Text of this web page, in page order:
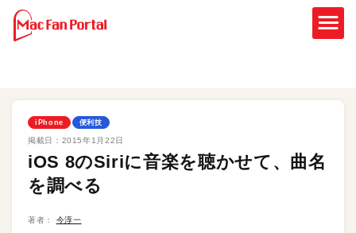
iPhone 便利技
掲載日： 2015年1月22日
iOS 8のSiriに音楽を聴かせて、曲名
を調べる
著者： 今淳一